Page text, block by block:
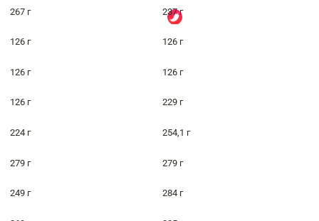
267 г 237 г
126 г 126 г
126 г 126 г
126 г 229 г
224 г 254,1 г
279 г 279 г
249 г 284 г